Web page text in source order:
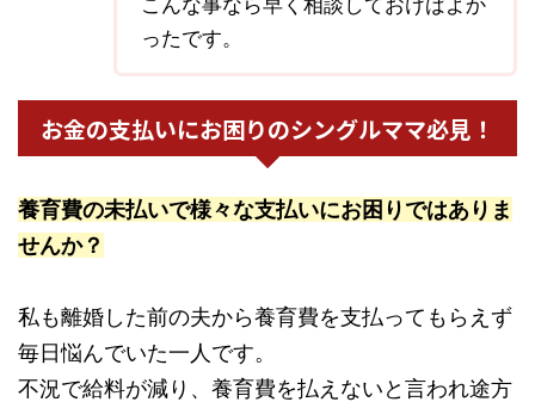
ったです。
お金の支払いにお困りのシングルママ必見！
養育費の未払いで様々な支払いにお困りではありま
せんか？
私も離婚した前の夫から養育費を支払ってもらえず
毎日悩んでいた一人です。
不況で給料が減り、養育費を払えないと言われ途方